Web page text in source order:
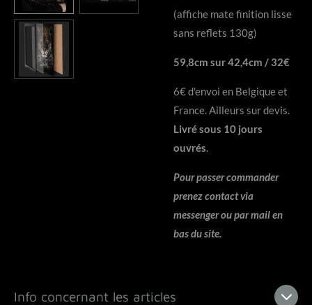
(affiche mate finition lisse
sans reflets 130g)
59,8cm sur 42,4cm / 32€
6€ d'envoi en Belgique et
France. Ailleurs sur devis.
Livré sous 10 jours
ouvrés.
Pour passer commander
prenez contact via
messenger ou par mail en
bas du site.
Info concernant les articles